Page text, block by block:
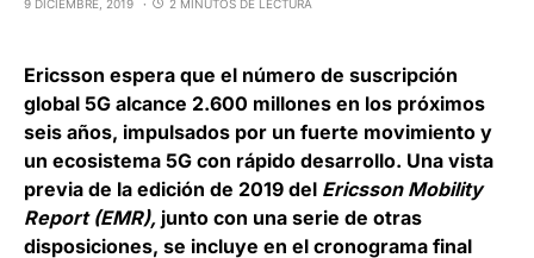
9 DICIEMBRE, 2019 2 MINUTOS DE LECTURA
Ericsson espera que el número de suscripción
global 5G alcance 2.600 millones en los próximos
seis años, impulsados por un fuerte movimiento y
un ecosistema 5G con rápido desarrollo. Una vista
previa de la edición de 2019 del Ericsson Mobility
Report (EMR), junto con una serie de otras
disposiciones, se incluye en el cronograma final